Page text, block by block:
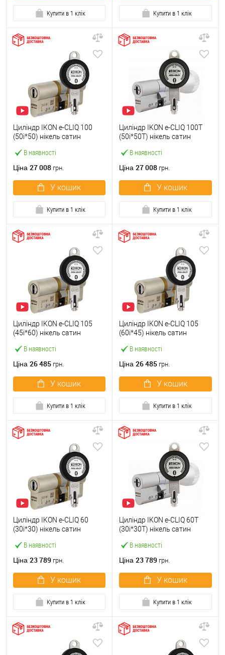
Купити в 1 клік Купити в 1 клік
В наявності
Циліндр IKON e-CLIQ 100
(50i*50) нікель сатин
Ціна 27 008 грн.
У кошик
Купити в 1 клік
В наявності
Циліндр IKON e-CLIQ 100T
(50i*50T) нікель сатин
Ціна 27 008 грн.
У кошик
Купити в 1 клік
В наявності
Циліндр IKON e-CLIQ 105
(45i*60) нікель сатин
Ціна 26 485 грн.
У кошик
Купити в 1 клік
В наявності
Циліндр IKON e-CLIQ 105
(60i*45) нікель сатин
Ціна 26 485 грн.
У кошик
Купити в 1 клік
В наявності
Циліндр IKON e-CLIQ 60
(30i*30) нікель сатин
Ціна 23 789 грн.
У кошик
Купити в 1 клік
В наявності
Циліндр IKON e-CLIQ 60T
(30i*30T) нікель сатин
Ціна 23 789 грн.
У кошик
Купити в 1 клік